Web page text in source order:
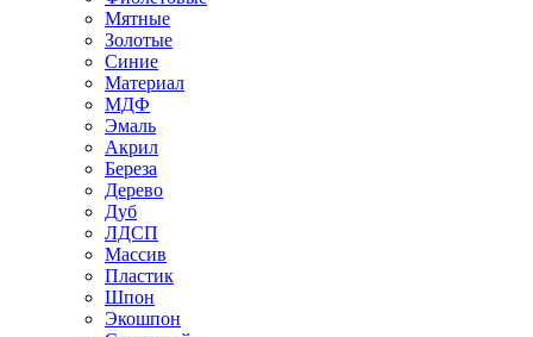
Мятные
Золотые
Синие
Материал
МДФ
Эмаль
Акрил
Береза
Дерево
Дуб
ЛДСП
Массив
Пластик
Шпон
Экошпон